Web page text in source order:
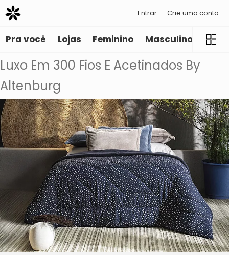
Entrar Crie uma conta
Pra você Lojas Feminino Masculino
Luxo Em 300 Fios E Acetinados By
Altenburg